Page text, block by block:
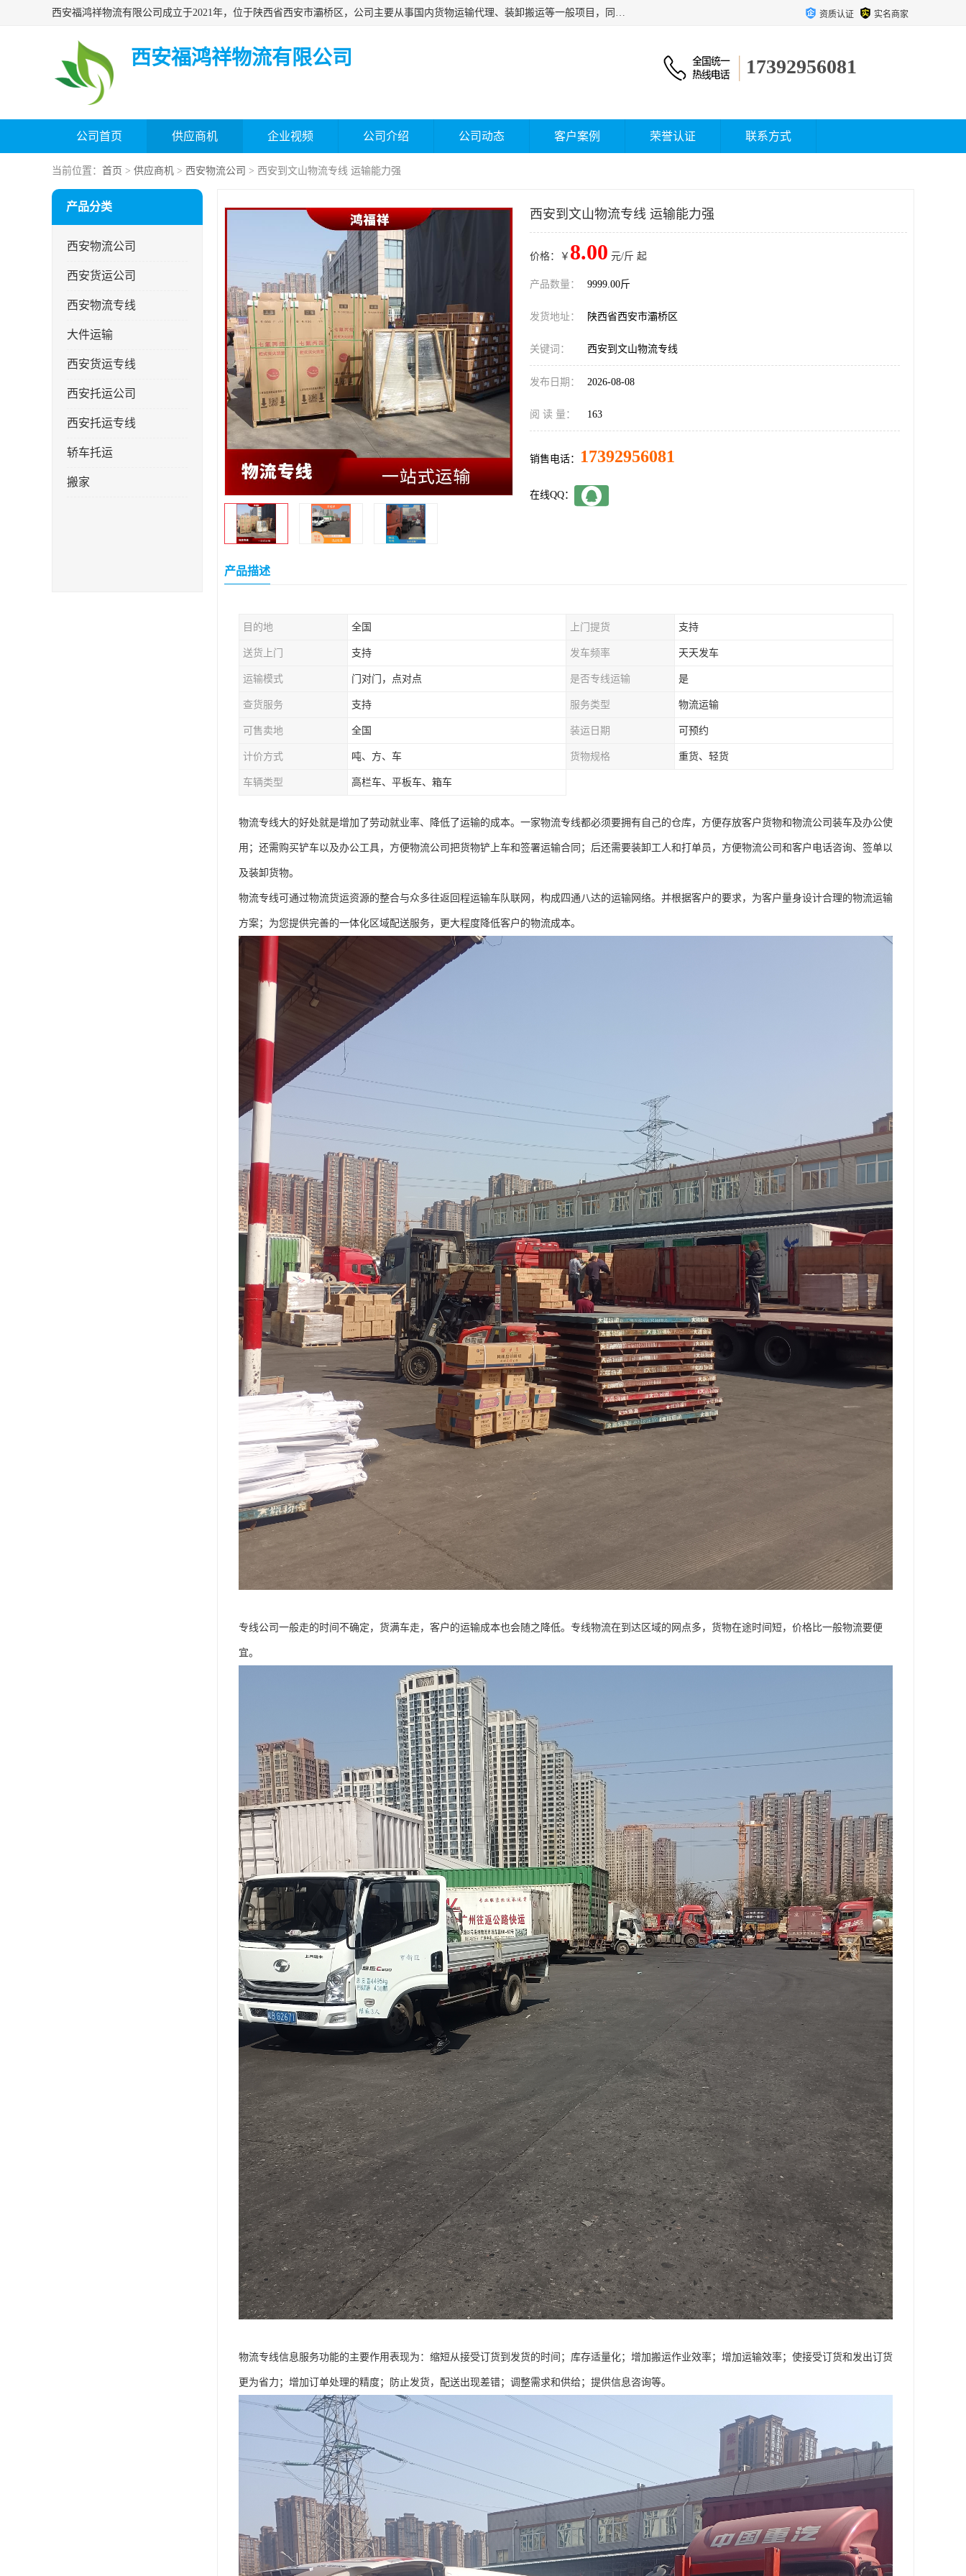
西安福鸿祥物流有限公司成立于2021年，位于陕西省西安市灞桥区，公司主要从事国内货物运输代理、装卸搬运等一般项目，同时具备道路货物运输（不含危险货物）的许可资质。凭借专业的物流服务和*的运输能力，公司致力于为客户提供安全、可靠的物流解决方案，满足多样化的运输需求，助力企业*运营。 资质认证 实名商家
西安福鸿祥物流有限公司 17392956081
公司首页 供应商机 企业视频 公司介绍 公司动态 客户案例 荣誉认证 联系方式
当前位置： 首页 > 供应商机 > 西安物流公司 > 西安到文山物流专线 运输能力强
产品分类
西安物流公司
西安货运公司
西安物流专线
大件运输
西安货运专线
西安托运公司
西安托运专线
轿车托运
搬家
西安到文山物流专线 运输能力强
价格：￥ 8.00 元/斤 起
产品数量： 9999.00斤
发货地址： 陕西省西安市灞桥区
关键词： 西安到文山物流专线
发布日期： 2026-08-08
阅 读 量： 163
销售电话： 17392956081
在线QQ：
产品描述
目的地 全国 上门提货 支持
送货上门 支持 发车频率 天天发车
运输模式 门对门，点对点 是否专线运输 是
查货服务 支持 服务类型 物流运输
可售卖地 全国 装运日期 可预约
计价方式 吨、方、车 货物规格 重货、轻货
车辆类型 高栏车、平板车、箱车
物流专线大的好处就是增加了劳动就业率、降低了运输的成本。一家物流专线都必须要拥有自己的仓库，方便存放客户货物和物流公司装车及办公使
用；还需购买铲车以及办公工具，方便物流公司把货物铲上车和签署运输合同；后还需要装卸工人和打单员，方便物流公司和客户电话咨询、签单以
及装卸货物。
物流专线可通过物流货运资源的整合与众多往返回程运输车队联网，构成四通八达的运输网络。并根据客户的要求，为客户量身设计合理的物流运输
方案；为您提供完善的一体化区域配送服务，更大程度降低客户的物流成本。
专线公司一般走的时间不确定，货满车走，客户的运输成本也会随之降低。专线物流在到达区域的网点多，货物在途时间短，价格比一般物流要便
宜。
物流专线信息服务功能的主要作用表现为：缩短从接受订货到发货的时间；库存适量化；增加搬运作业效率；增加运输效率；使接受订货和发出订货
更为省力；增加订单处理的精度；防止发货，配送出现差错；调整需求和供给；提供信息咨询等。